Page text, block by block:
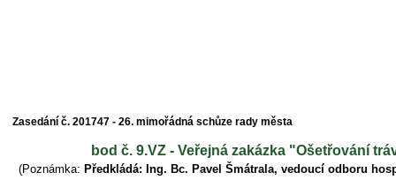
Zasedání č. 201747 - 26. mimořádná schůze rady města
bod č. 9.VZ - Veřejná zakázka "Ošetřování
(Poznámka: Předkládá: Ing. Bc. Pavel Šmátrala, vedoucí odboru